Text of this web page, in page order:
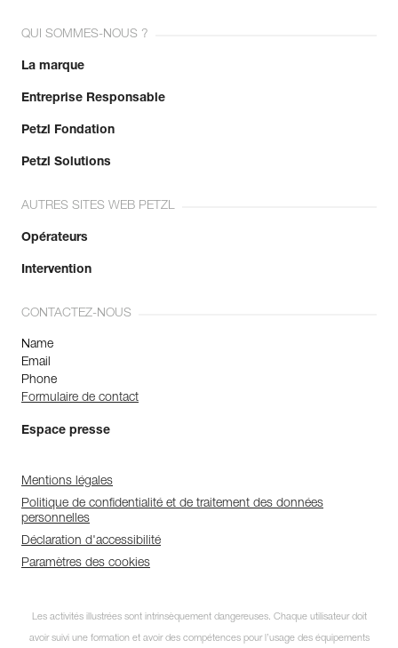
QUI SOMMES-NOUS ?
La marque
Entreprise Responsable
Petzl Fondation
Petzl Solutions
AUTRES SITES WEB PETZL
Opérateurs
Intervention
CONTACTEZ-NOUS
Name
Email
Phone
Formulaire de contact
Espace presse
Mentions légales
Politique de confidentialité et de traitement des données
personnelles
Déclaration d'accessibilité
Paramètres des cookies
Les activités illustrées sont intrinsèquement dangereuses. Chaque utilisateur doit
avoir suivi une formation et avoir des compétences pour l’usage des équipements